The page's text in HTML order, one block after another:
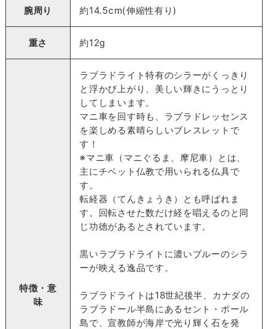
腕周り 約14.5cm(伸縮性有り)
重さ 約12g
特徴・意
味
ラブラドライト特有のシラーがくっきり
と浮かび上がり、美しい輝きにうっとり
してしまいます。
マニ車を回す時も、ラブラドレッセンス
を楽しめる素晴らしいブレスレットで
す！
※マニ車（マニぐるま、摩尼車）とは、
主にチベット仏教で用いられる仏具で
す。
転経器（てんきょうき）とも呼ばれま
す。回転させた数だけ経を唱えるのと同
じ功徳があるとされています。
黒いラブラドライトに濃いブルーのシラ
ーが映える逸品です。
ラブラドライトは18世紀後半、カナダの
ラブラドール半島にあるセント・ポール
島で、宣教師が海岸で光り輝く石を発